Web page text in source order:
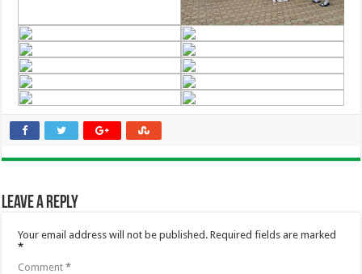
Leave a Reply
Your email address will not be published. Required fields are marked
*
Comment*